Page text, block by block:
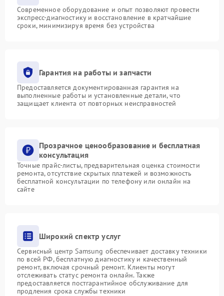
Современное оборудование и опыт позволяют провести
экспресс-диагностику и восстановление в кратчайшие
сроки, минимизируя время без устройства
Гарантия на работы и запчасти
Предоставляется документированная гарантия на
выполненные работы и установленные детали, что
защищает клиента от повторных неисправностей
Прозрачное ценообразование и бесплатная
консультация
Точные прайс-листы, предварительная оценка стоимости
ремонта, отсутствие скрытых платежей и возможность
бесплатной консультации по телефону или онлайн на
сайте
Широкий спектр услуг
Сервисный центр Samsung обеспечивает доставку техники
по всей РФ, бесплатную диагностику и качественный
ремонт, включая срочный ремонт. Клиенты могут
отслеживать статус ремонта онлайн. Также
предоставляется постгарантийное обслуживание для
продления срока службы техники